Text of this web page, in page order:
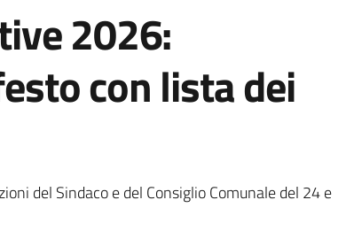
2026:
con lista dei
del Sindaco e del Consiglio Comunale del 24 e